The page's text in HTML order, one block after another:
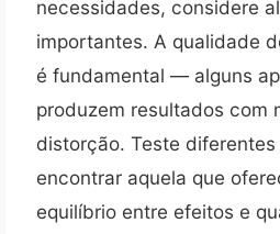
necessidades, considere
importantes. A qualidade
é fundamental — alguns
produzem resultados com
distorção. Teste
encontrar aquela que
equilíbrio entre efeitos e